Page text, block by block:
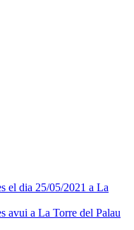
el dia 25/05/2021 a La
avui a La Torre del Palau